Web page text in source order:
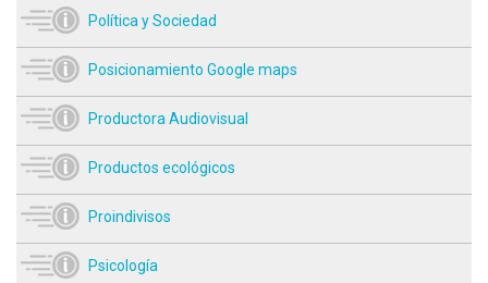
Política y Sociedad
Posicionamiento Google maps
Productora Audiovisual
Productos ecológicos
Proindivisos
Psicología